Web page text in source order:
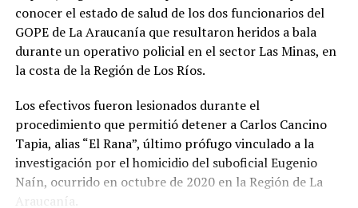
Naín
El fiscal Bustos recordó que la investigación por el
homicidio del suboficial mayor Eugenio Naín se inició en
2020 y ya cuenta con una persona condenada a 32 años
de cárcel, además de otro imputado formalizado cuyo
proceso investigativo continúa vigente.
Carlos Cancino Tapia permanecía prófugo desde marzo
de 2021 y era uno de los últimos involucrados
pendientes de captura en esta causa.
conocer el estado de salud de los dos funcionarios del
GOPE de La Araucanía que resultaron heridos a bala
durante un operativo policial en el sector Las Minas, en
la costa de la Región de Los Ríos.
Los efectivos fueron lesionados durante el
procedimiento que permitió detener a Carlos Cancino
Tapia, alias “El Rana”, último prófugo vinculado a la
investigación por el homicidio del suboficial Eugenio
Naín, ocurrido en octubre de 2020 en la Región de La
Araucanía.